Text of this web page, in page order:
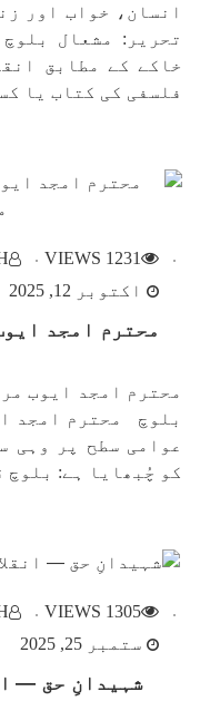
انسان، خواب اور
تحریر: مشعال
خاکے کے مطابق
فلسفی کی کتاب یا
1231 VIEWS
اکتوبر 12, 2025
محترم امجد
محترم امجد ایوب
بلوچ محترم امجد
عوامی سطح پر وہی
کو چُبھایا ہے: بلوچ
1305 VIEWS
ستمبر 25, 2025
‏شہیدانِ حق —